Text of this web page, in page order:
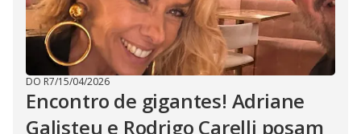
DO R7/15/04/2026
Encontro de gigantes! Adriane
Galisteu e Rodrigo Carelli posam